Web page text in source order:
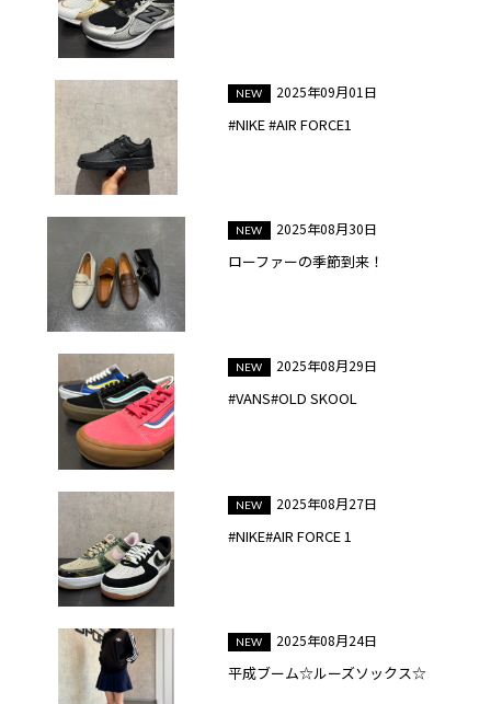
2025年09月01日
#NIKE #AIR FORCE1
2025年08月30日
ローファーの季節到来！
2025年08月29日
#VANS#OLD SKOOL
2025年08月27日
#NIKE#AIR FORCE 1
2025年08月24日
平成ブーム☆ルーズソックス☆